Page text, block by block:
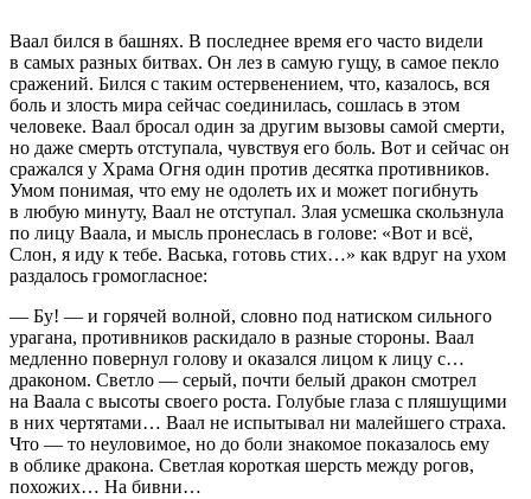
Ваал бился в башнях. В последнее время его часто видели
в самых разных битвах. Он лез в самую гущу, в самое пекло
сражений. Бился с таким остервенением, что, казалось, вся
боль и злость мира сейчас соединилась, сошлась в этом
человеке. Ваал бросал один за другим вызовы самой смерти,
но даже смерть отступала, чувствуя его боль. Вот и сейчас он
сражался у Храма Огня один против десятка противников.
Умом понимая, что ему не одолеть их и может погибнуть
в любую минуту, Ваал не отступал. Злая усмешка скользнула
по лицу Ваала, и мысль пронеслась в голове: «Вот и всё,
Слон, я иду к тебе. Васька, готовь стих…» как вдруг на ухом
раздалось громогласное:
— Бу! — и горячей волной, словно под натиском сильного
урагана, противников раскидало в разные стороны. Ваал
медленно повернул голову и оказался лицом к лицу с…
драконом. Светло — серый, почти белый дракон смотрел
на Ваала с высоты своего роста. Голубые глаза с пляшущими
в них чертятами… Ваал не испытывал ни малейшего страха.
Что — то неуловимое, но до боли знакомое показалось ему
в облике дракона. Светлая короткая шерсть между рогов,
похожих… На бивни…